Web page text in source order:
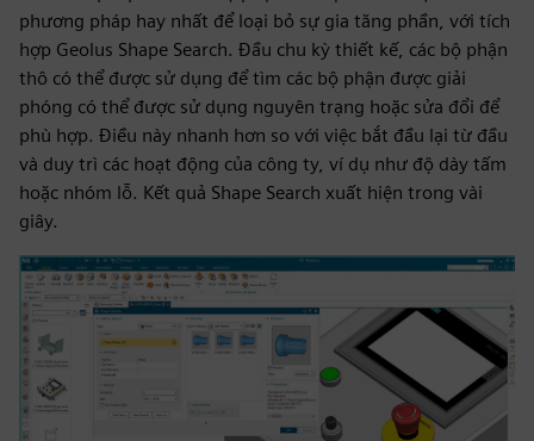
phương pháp hay nhất để loại bỏ sự gia tăng phần, với tích
hợp Geolus Shape Search. Đầu chu kỳ thiết kế, các bộ phận
thô có thể được sử dụng để tìm các bộ phận được giải
phóng có thể được sử dụng nguyên trạng hoặc sửa đổi để
phù hợp. Điều này nhanh hơn so với việc bắt đầu lại từ đầu
và duy trì các hoạt động của công ty, ví dụ như độ dày tấm
hoặc nhóm lỗ. Kết quả Shape Search xuất hiện trong vài
giây.